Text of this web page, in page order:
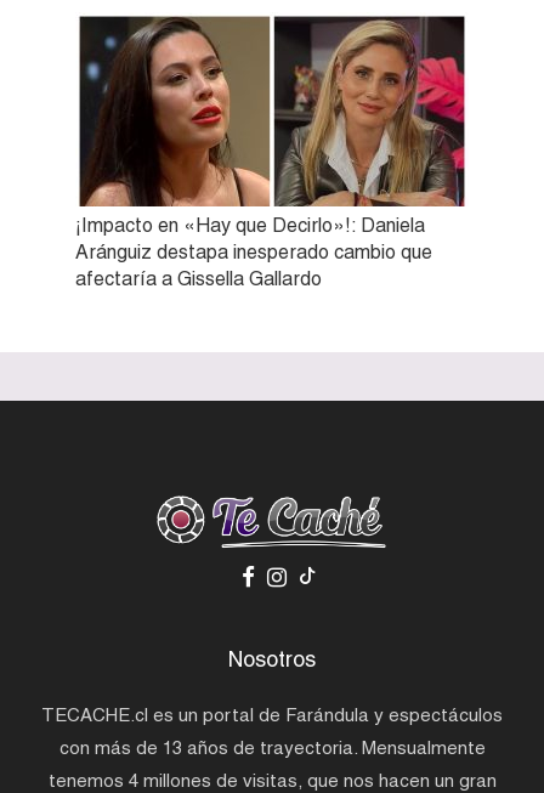
¡Impacto en «Hay que Decirlo»!: Daniela
Aránguiz destapa inesperado cambio que
afectaría a Gissella Gallardo
Nosotros
TECACHE.cl es un portal de Farándula y espectáculos
con más de 13 años de trayectoria. Mensualmente
tenemos 4 millones de visitas, que nos hacen un gran